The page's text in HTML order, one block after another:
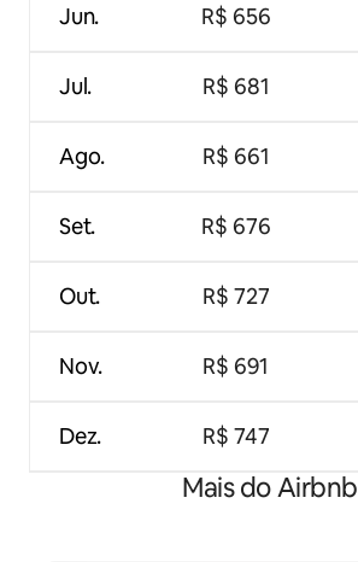
Jun.
Jul.
Ago.
Set.
Out.
Nov.
Dez.
R$ 656
R$ 681
R$ 661
R$ 676
R$ 727
R$ 691
R$ 747
Mais do Airbnb